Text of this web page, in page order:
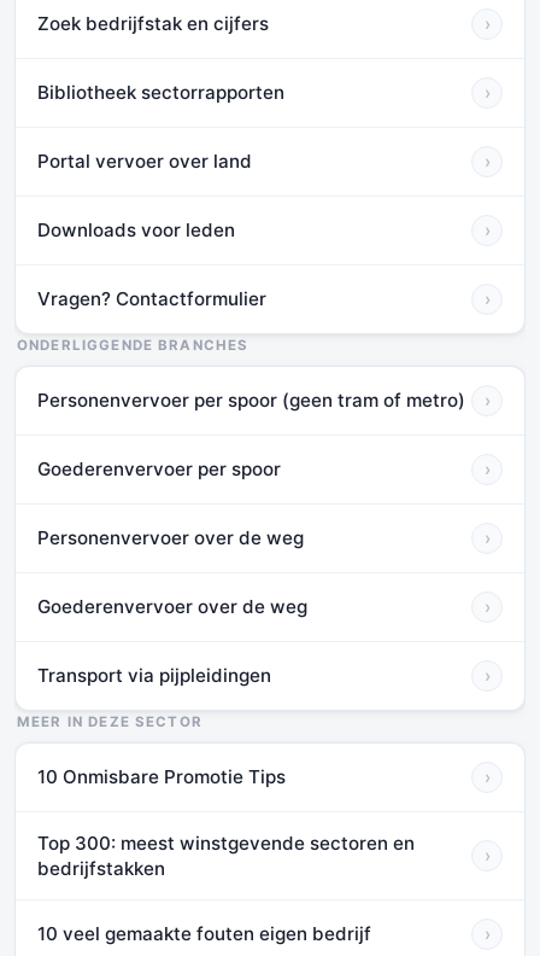
Zoek bedrijfstak en cijfers ›
Bibliotheek sectorrapporten ›
Portal vervoer over land ›
Downloads voor leden ›
Vragen? Contactformulier ›
ONDERLIGGENDE BRANCHES
Personenvervoer per spoor (geen tram of metro) ›
Goederenvervoer per spoor ›
Personenvervoer over de weg ›
Goederenvervoer over de weg ›
Transport via pijpleidingen ›
MEER IN DEZE SECTOR
10 Onmisbare Promotie Tips ›
Top 300: meest winstgevende sectoren en
bedrijfstakken
›
10 veel gemaakte fouten eigen bedrijf ›